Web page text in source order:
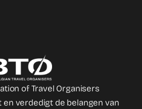
of Travel Organisers
verdedigt de belangen van